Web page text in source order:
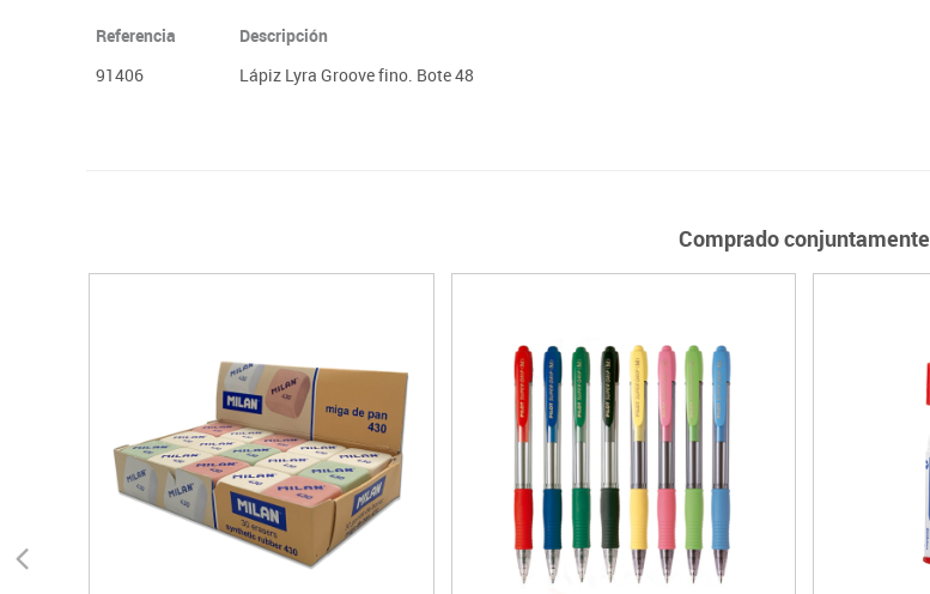
Referencia Descripción
91406
Lápiz Lyra Groove fino. Bote 48
Comprado conjuntamente